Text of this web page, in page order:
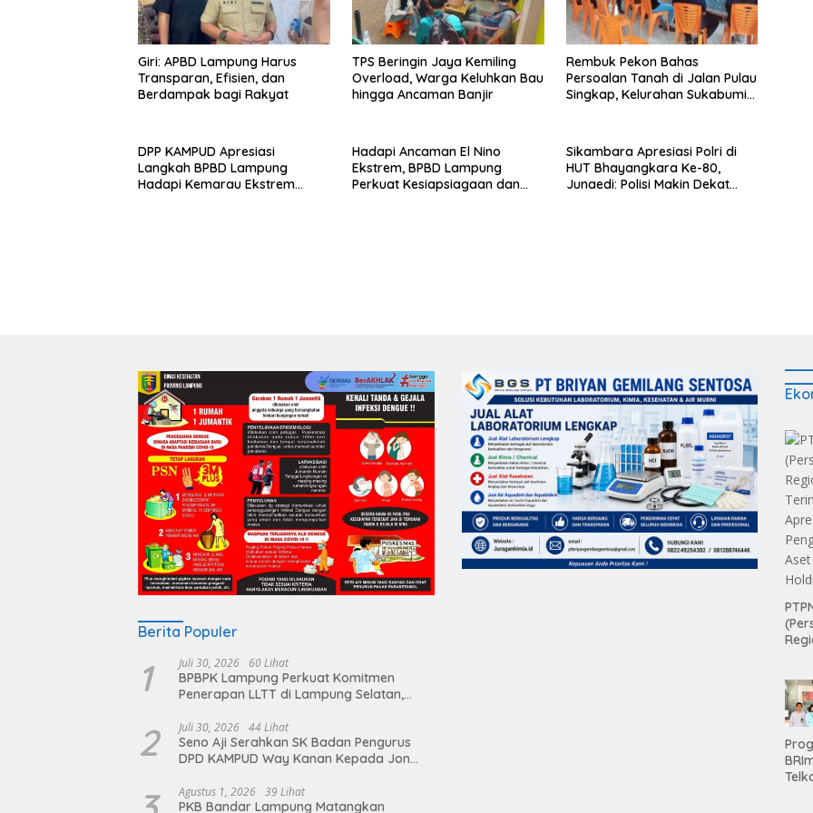
Giri: APBD Lampung Harus
Transparan, Efisien, dan
Berdampak bagi Rakyat
TPS Beringin Jaya Kemiling
Overload, Warga Keluhkan Bau
hingga Ancaman Banjir
Rembuk Pekon Bahas
Persoalan Tanah di Jalan Pulau
Singkap, Kelurahan Sukabumi
DPP KAMPUD Apresiasi
Langkah BPBD Lampung
Hadapi Kemarau Ekstrem
Hadapi Ancaman El Nino
Ekstrem, BPBD Lampung
Perkuat Kesiapsiagaan dan
Sikambara Apresiasi Polri di
HUT Bhayangkara Ke-80,
Junaedi: Polisi Makin Dekat
Berita Populer
1 Juli 30, 2026 60 Lihat
BPBPK Lampung Perkuat Komitmen
Penerapan LLTT di Lampung Selatan,
dan Berkelanjutan
2 Juli 30, 2026 44 Lihat
Seno Aji Serahkan SK Badan Pengurus
DPD KAMPUD Way Kanan Kepada Jon
Agustus 1, 2026 39 Lihat
PKB Bandar Lampung Matangkan